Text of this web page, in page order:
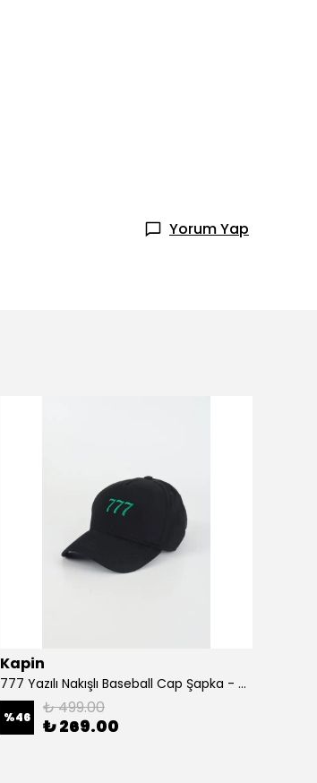
Yorum Yap
Kapin
777 Yazılı Nakışlı Baseball Cap Şapka - Siyah
%46 ₺ 499.00
₺ 269.00